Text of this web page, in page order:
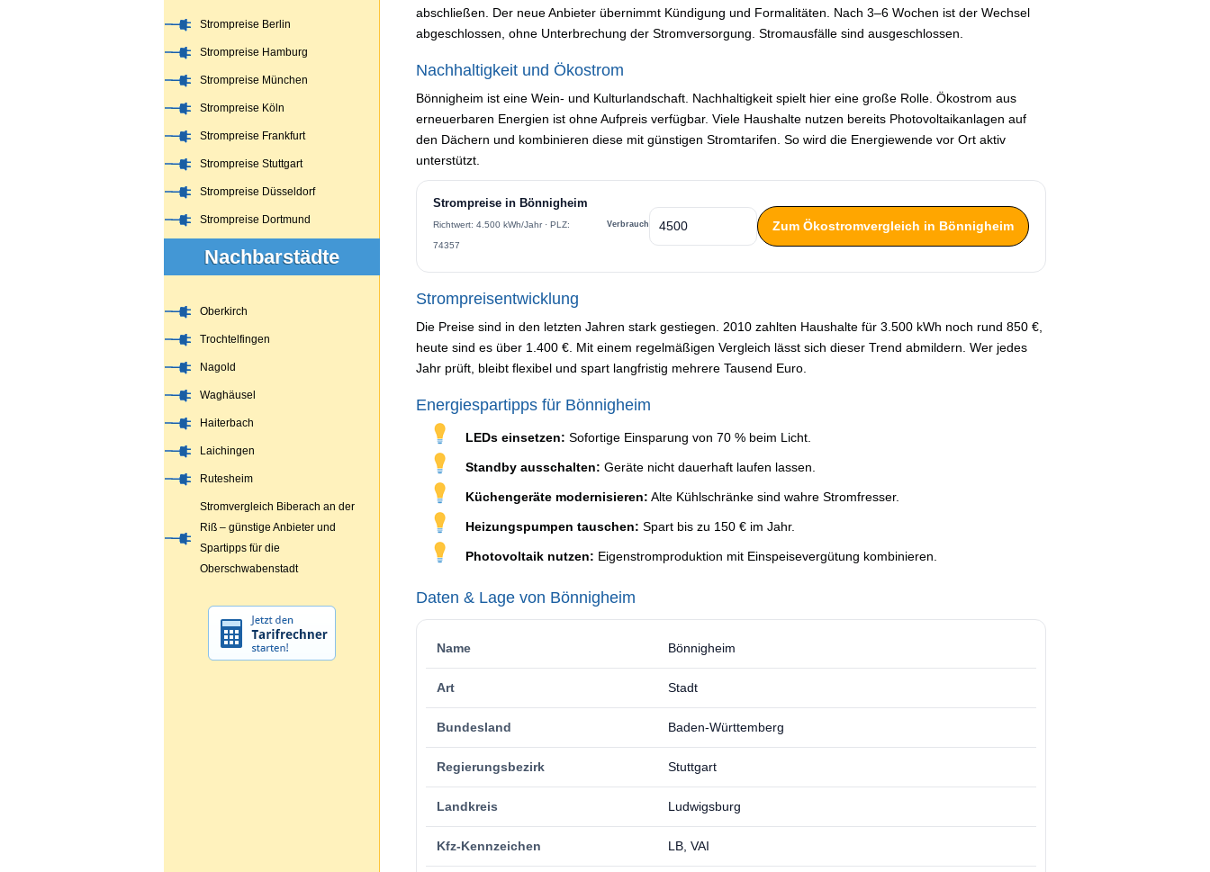
abschließen. Der neue Anbieter übernimmt Kündigung und Formalitäten. Nach 3–6 Wochen ist der Wechsel
abgeschlossen, ohne Unterbrechung der Stromversorgung. Stromausfälle sind ausgeschlossen.
Nachhaltigkeit und Ökostrom
Bönnigheim ist eine Wein- und Kulturlandschaft. Nachhaltigkeit spielt hier eine große Rolle. Ökostrom aus
erneuerbaren Energien ist ohne Aufpreis verfügbar. Viele Haushalte nutzen bereits Photovoltaikanlagen auf
den Dächern und kombinieren diese mit günstigen Stromtarifen. So wird die Energiewende vor Ort aktiv
unterstützt.
Strompreise in Bönnigheim
Richtwert: 4.500 kWh/Jahr · PLZ:
74357
Verbrauch Zum Ökostromvergleich in Bönnigheim
Strompreisentwicklung
Die Preise sind in den letzten Jahren stark gestiegen. 2010 zahlten Haushalte für 3.500 kWh noch rund 850 €,
heute sind es über 1.400 €. Mit einem regelmäßigen Vergleich lässt sich dieser Trend abmildern. Wer jedes
Jahr prüft, bleibt flexibel und spart langfristig mehrere Tausend Euro.
Energiespartipps für Bönnigheim
LEDs einsetzen: Sofortige Einsparung von 70 % beim Licht.
Standby ausschalten: Geräte nicht dauerhaft laufen lassen.
Küchengeräte modernisieren: Alte Kühlschränke sind wahre Stromfresser.
Heizungspumpen tauschen: Spart bis zu 150 € im Jahr.
Photovoltaik nutzen: Eigenstromproduktion mit Einspeisevergütung kombinieren.
Daten & Lage von Bönnigheim
Name Bönnigheim
Art Stadt
Bundesland Baden-Württemberg
Regierungsbezirk Stuttgart
Landkreis Ludwigsburg
Kfz-Kennzeichen LB, VAI
Strompreise Berlin
Strompreise Hamburg
Strompreise München
Strompreise Köln
Strompreise Frankfurt
Strompreise Stuttgart
Strompreise Düsseldorf
Strompreise Dortmund
Nachbarstädte
Oberkirch
Trochtelfingen
Nagold
Waghäusel
Haiterbach
Laichingen
Rutesheim
Stromvergleich Biberach an der
Riß – günstige Anbieter und
Spartipps für die
Oberschwabenstadt